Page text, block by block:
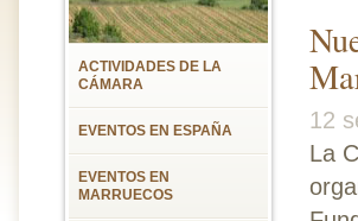
12
La
ACTIVIDADES DE LA
CÁMARA
EVENTOS EN ESPAÑA
EVENTOS EN
MARRUECOS